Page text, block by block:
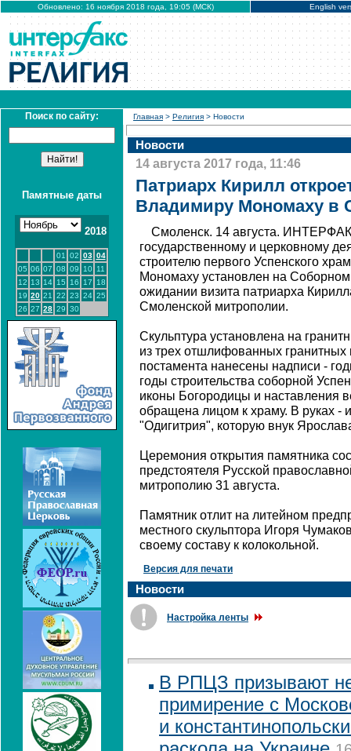
Обновлено: 16 ноября 2018 года, 19:05 (МСК) English
Поиск по сайту:
Памятные даты
2018
01 02 03 04
05 06 07 08 09 10
11
12 13 14 15 16 17
18
19 20 21 22 23 24 25
26 27 28 29 30
Главная > Религия > Новости
Новости
14 августа 2017 года, 11:46
Патриарх Кирилл
Владимиру Мономаху в
Смоленск. 14 августа.
государственному и церковному
строителю первого Успенского
Мономаху установлен на
ожидании визита патриарха
Смоленской митрополии.
Скульптура установлена на
из трех отшлифованных
постамента нанесены надписи -
годы строительства соборной
иконы Богородицы и наставления
обращена лицом к храму. В руках -
"Одигитрия", которую внук
Церемония открытия памятника
предстоятеля Русской
митрополию 31 августа.
Памятник отлит на литейном
местного скульптора Игоря
своему составу к колокольной.
Версия для печати
Новости
Настройка ленты
В РПЦЗ призывают
примирение с
и